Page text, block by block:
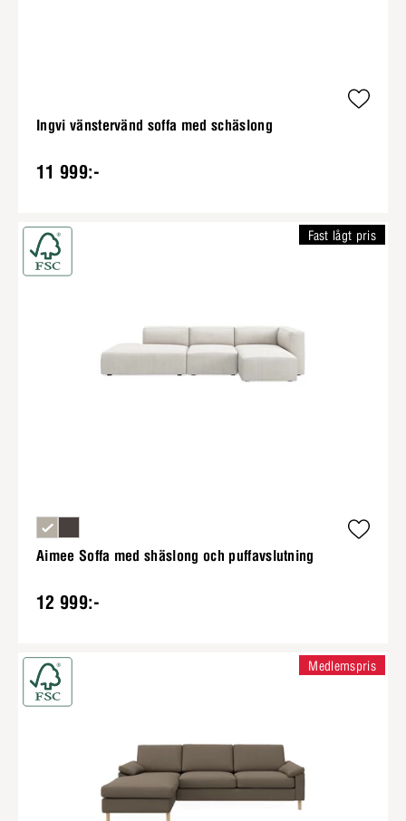
Ingvi vänstervänd soffa med schäslong
11 999:-
Aimee Soffa med shäslong och puffavslutning
12 999:-
Fast lågt pris
Medlemspris